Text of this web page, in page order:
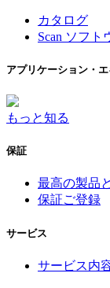
カタログ
Scan ソフト
アプリケーション・
もっと知る
保証
最高の製品
保証ご登録
サービス
サービス内